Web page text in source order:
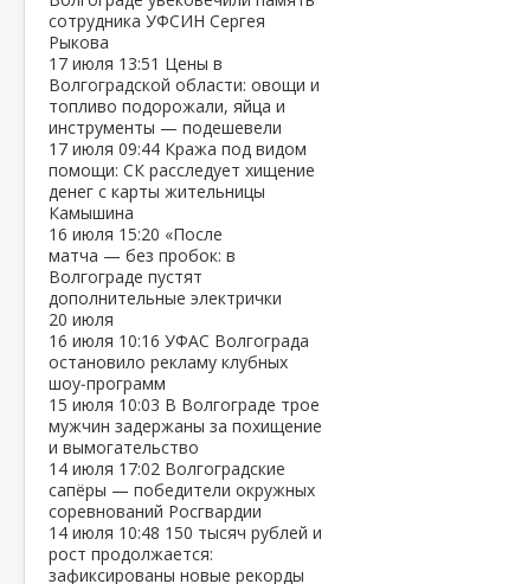
сотрудника УФСИН Сергея
Рыкова
17 июля 13:51 Цены в
Волгоградской области: овощи и
топливо подорожали, яйца и
инструменты — подешевели
17 июля 09:44 Кража под видом
помощи: СК расследует хищение
денег с карты жительницы
Камышина
16 июля 15:20 «После
матча — без пробок: в
Волгограде пустят
дополнительные электрички
20 июля
16 июля 10:16 УФАС Волгограда
остановило рекламу клубных
шоу‑программ
15 июля 10:03 В Волгограде трое
мужчин задержаны за похищение
и вымогательство
14 июля 17:02 Волгоградские
сапёры — победители окружных
соревнований Росгвардии
14 июля 10:48 150 тысяч рублей и
рост продолжается:
зафиксированы новые рекорды